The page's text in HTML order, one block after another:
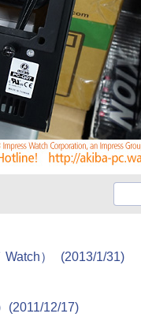
）
(2013/1/31)
(2011/12/17)